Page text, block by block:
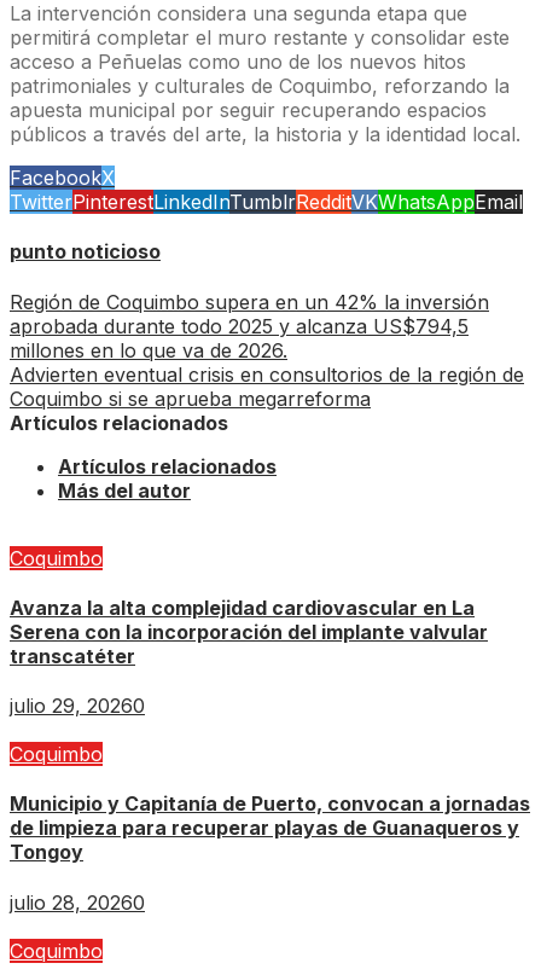
La intervención considera una segunda etapa que
permitirá completar el muro restante y consolidar este
acceso a Peñuelas como uno de los nuevos hitos
patrimoniales y culturales de Coquimbo, reforzando la
apuesta municipal por seguir recuperando espacios
públicos a través del arte, la historia y la identidad local.
FacebookX
TwitterPinterestLinkedInTumblrRedditVKWhatsAppEmail
punto noticioso
Región de Coquimbo supera en un 42% la inversión
aprobada durante todo 2025 y alcanza US$794,5
millones en lo que va de 2026.
Advierten eventual crisis en consultorios de la región de
Coquimbo si se aprueba megarreforma
Artículos relacionados
Artículos relacionados
Más del autor
Coquimbo
Avanza la alta complejidad cardiovascular en La
Serena con la incorporación del implante valvular
transcatéter
julio 29, 20260
Coquimbo
Municipio y Capitanía de Puerto, convocan a jornadas
de limpieza para recuperar playas de Guanaqueros y
Tongoy
julio 28, 20260
Coquimbo